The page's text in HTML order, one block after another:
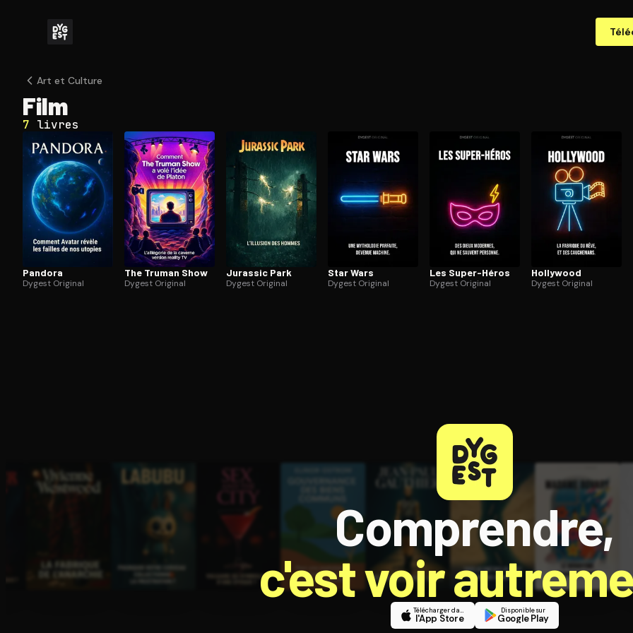
Art et Culture
Film
7 livres
Pandora
Dygest Original
The Truman Show
Dygest Original
Jurassic Park
Dygest Original
Star Wars
Dygest Original
Les Super-Héros
Dygest Original
Hollywood
Dygest Original
Comprendre,
c'est voir
Télécharger dans
l'App Store
Disponible sur
Google Play